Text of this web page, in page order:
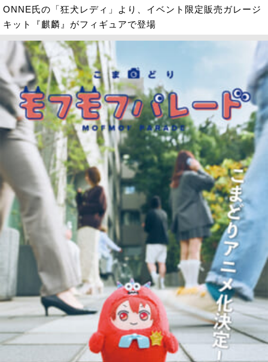
ONNE氏の「狂犬レディ」より、イベント限定販売ガレージ
キット『麒麟』がフィギュアで登場